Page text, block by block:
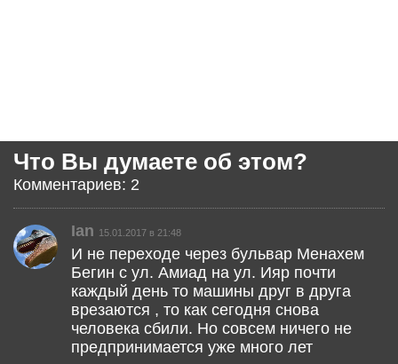
Что Вы думаете об этом?
Комментариев: 2
Ian 15.01.2017 в 21:48
И не переходе через бульвар Менахем
Бегин с ул. Амиад на ул. Ияр почти
каждый день то машины друг в друга
врезаются , то как сегодня снова
человека сбили. Но совсем ничего не
предпринимается уже много лет